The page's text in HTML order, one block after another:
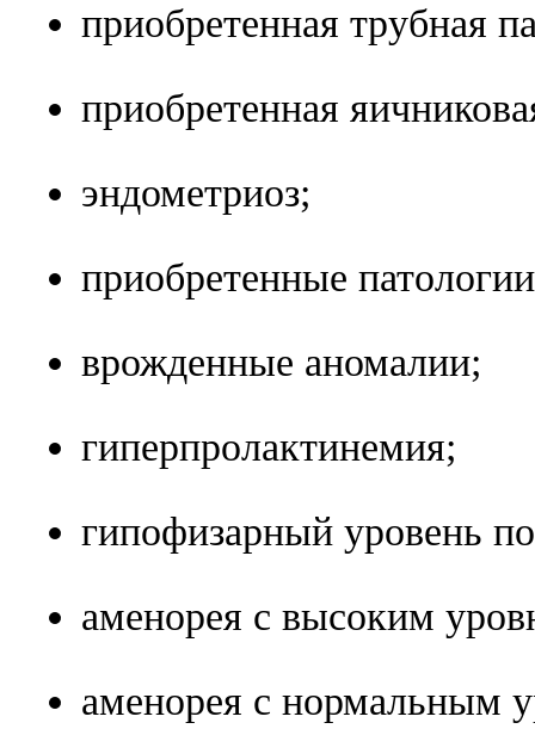
приобретенная трубная
приобретенная
эндометриоз;
приобретенные
врожденные аномалии;
гиперпролактинемия;
гипофизарный уровень
аменорея с высоким
аменорея с нормальным